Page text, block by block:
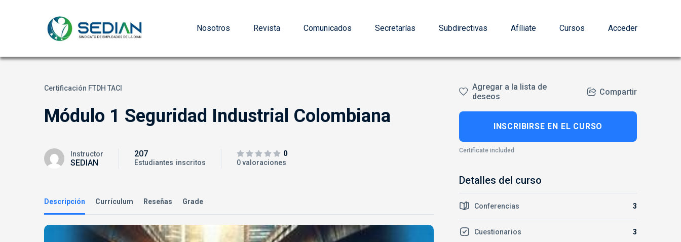
Nosotros Revista Comunicados Secretarías Subdirectivas Afíliate Cursos Acceder
Certificación FTDH TACI
Módulo 1 Seguridad Industrial Colombiana
Instructor
SEDIAN
207
Estudiantes inscritos
0
0 valoraciones
Descripción Currículum Reseñas Grade
Agregar a la lista de
deseos
Compartir
INSCRIBIRSE EN EL CURSO
Certificate included
Detalles del curso
Conferencias 3
Cuestionarios 3